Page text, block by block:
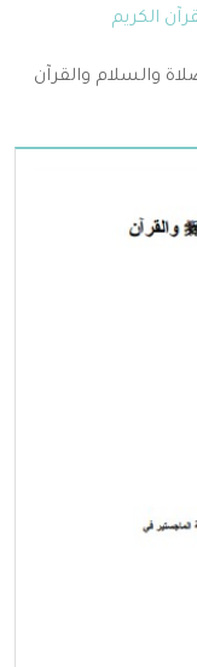
الكريم
والسلام والقرآن